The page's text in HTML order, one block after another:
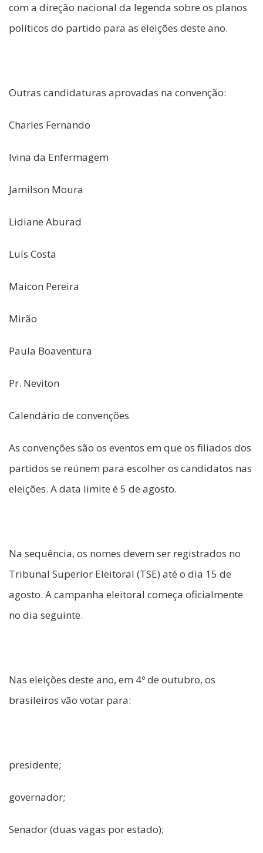
com a direção nacional da legenda sobre os planos
políticos do partido para as eleições deste ano.
Outras candidaturas aprovadas na convenção:
Charles Fernando
Ivina da Enfermagem
Jamilson Moura
Lidiane Aburad
Luís Costa
Maicon Pereira
Mirão
Paula Boaventura
Pr. Neviton
Calendário de convenções
As convenções são os eventos em que os filiados dos
partidos se reúnem para escolher os candidatos nas
eleições. A data limite é 5 de agosto.
Na sequência, os nomes devem ser registrados no
Tribunal Superior Eleitoral (TSE) até o dia 15 de
agosto. A campanha eleitoral começa oficialmente
no dia seguinte.
Nas eleições deste ano, em 4º de outubro, os
brasileiros vão votar para:
presidente;
governador;
Senador (duas vagas por estado);